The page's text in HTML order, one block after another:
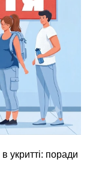
укритті: поради